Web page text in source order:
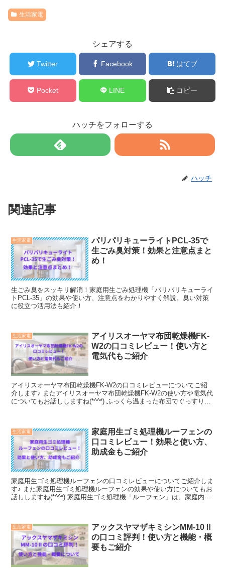
生活家電
シェアする
Twitter Facebook はてブ
Pocket LINE コピー
ハッチをフォローする
ハッチ
関連記事
生活家電
パリパリキューライトPCL-35で
生ごみ臭対策！効果と注意点まと
め！
生ごみ臭をスッキリ解消！家庭用生ごみ処理機「パリパリキューライ
トPCL-35」の効果や使い方、注意点をわかりやすく解説。臭い対策
に役立つ活用法も紹介！
生活家電
アイリスオーヤマ布団乾燥機FK-
W2の口コミレビュー！使い方と
電気代もご紹介
アイリスオーヤマ布団乾燥機FK-W2の口コミレビューについてご紹
介します♪ またアイリスオーヤマ布団乾燥機FK-W2の使い方や電気代
についてもお話ししますね(*^^*) ふっくら温まった布団でぐっすり眠
つと言えそうですね。 楽天など通販サイトの口コミを見ていても良
い口コミが圧倒的に多かったですよ。
生活家電
家庭用生ゴミ処理機ルーフェンの
口コミレビュー！効果と使い方、
助成金もご紹介
家庭用生ゴミ処理機ルーフェンの口コミレビューについてご紹介しま
す♪ また家庭用生ゴミ処理機ルーフェンの効果や使い方についてもお
話ししますね(*^^*) 家庭用生ゴミ処理機「ルーフェン」は、家庭内で
生活家電
アックスヤマザキミシンMM-10Ⅱ
の口コミ評判！使い方と機能・概
要もご紹介